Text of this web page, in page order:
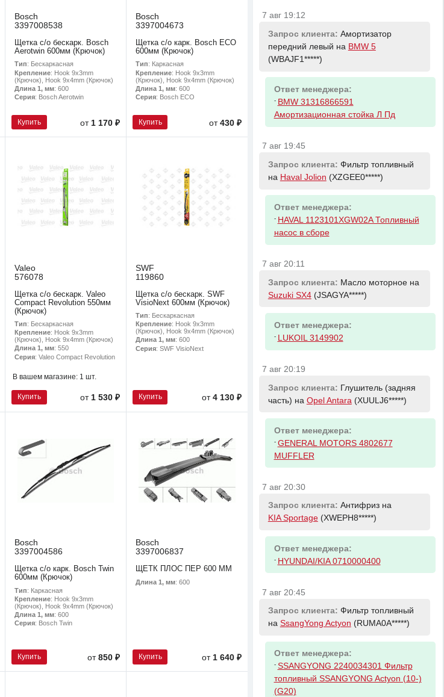
Bosch
3397008538
Щетка с/о бескарк. Bosch
Aerotwin 600мм (Крючок)
Тип: Бескаркасная
Крепление: Hook 9x3mm
(Крючок), Hook 9x4mm (Крючок)
Длина 1, мм: 600
Серия: Bosch Aerotwin
Купить от 1 170 ₽
Bosch
3397004673
Щетка с/о карк. Bosch ECO
600мм (Крючок)
Тип: Каркасная
Крепление: Hook 9x3mm
(Крючок), Hook 9x4mm (Крючок)
Длина 1, мм: 600
Серия: Bosch ECO
Купить от 430 ₽
Valeo
576078
Щетка с/о бескарк. Valeo
Compact Revolution 550мм
(Крючок)
Тип: Бескаркасная
Крепление: Hook 9x3mm
(Крючок), Hook 9x4mm (Крючок)
Длина 1, мм: 550
Серия: Valeo Compact Revolution
В вашем магазине: 1 шт.
Купить от1 530 ₽
SWF
119860
Щетка с/о бескарк. SWF
VisioNext 600мм (Крючок)
Тип: Бескаркасная
Крепление: Hook 9x3mm
(Крючок), Hook 9x4mm (Крючок)
Длина 1, мм: 600
Серия: SWF VisioNext
Купить от 4 130 ₽
Bosch
3397004586
Щетка с/о карк. Bosch Twin
600мм (Крючок)
Тип: Каркасная
Крепление: Hook 9x3mm
(Крючок), Hook 9x4mm (Крючок)
Длина 1, мм: 600
Серия: Bosch Twin
Купить от850 ₽
Bosch
3397006837
ЩЕТК ПЛОС ПЕР 600 MM
Длина 1, мм: 600
Купить от 1 640 ₽
7 авг 19:12
Запрос клиента: Амортизатор
передний левый на BMW 5
(WBAJF1*****)
Ответ менеджера:
- BMW 31316866591
Амортизационная стойка Л Пд
7 авг 19:45
Запрос клиента: Фильтр топливный
на Haval Jolion (XZGEE0*****)
Ответ менеджера:
- HAVAL 1123101XGW02A Топливный
насос в сборе
7 авг 20:11
Запрос клиента: Масло моторное на
Suzuki SX4(JSAGYA*****)
Ответ менеджера:
- LUKOIL 3149902
7 авг 20:19
Запрос клиента: Глушитель (задняя
часть) на Opel Antara (XUULJ6*****)
Ответ менеджера:
- GENERAL MOTORS 4802677
MUFFLER
7 авг 20:30
Запрос клиента: Антифриз на
KIA Sportage(XWEPH8*****)
Ответ менеджера:
- HYUNDAI/KIA 0710000400
7 авг 20:45
Запрос клиента: Фильтр топливный
на SsangYong Actyon (RUMA0A*****)
Ответ менеджера:
- SSANGYONG 2240034301 Фильтр
топливный SSANGYONG Actyon (10-)
(G20)